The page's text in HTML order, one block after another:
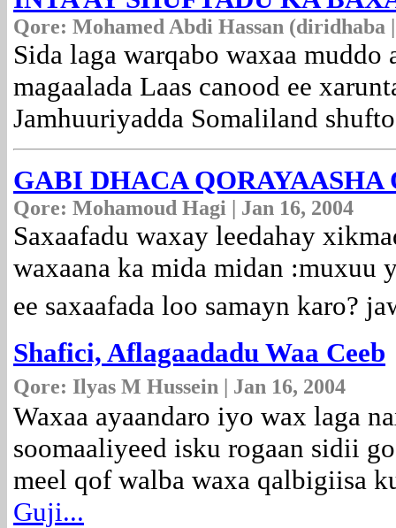
Qore: Mohamed Abdi Hassan (diridhaba
Sida laga warqabo waxaa muddo
magaalada Laas canood ee
Jamhuuriyadda Somaliland
GABI DHACA QORAYAASHA
Qore: Mohamoud Hagi | Jan 16, 2004
Saxaafadu waxay leedahay
waxaana ka mida midan :muxuu
ee saxaafada loo samayn karo?
Shafici, Aflagaadadu Waa Ceeb
Qore: Ilyas M Hussein | Jan 16, 2004
Waxaa ayaandaro iyo wax laga
soomaaliyeed isku rogaan sidii
meel qof walba waxa qalbigiisa
Guji...